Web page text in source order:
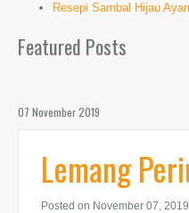
Resepi Sambal Hijau
Featured Posts
07 November 2019
Lemang
Posted on November 07, 2019